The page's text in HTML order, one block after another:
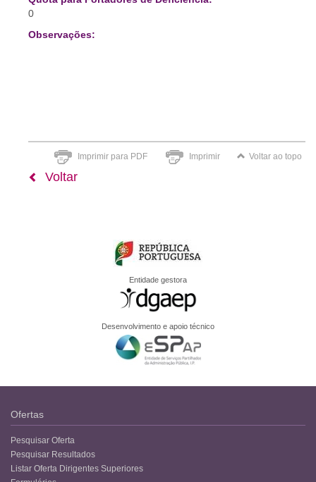
0
Observações:
Imprimir para PDF Imprimir Voltar ao topo
Voltar
Entidade gestora
Desenvolvimento e apoio técnico
Ofertas
Pesquisar Oferta
Pesquisar Resultados
Listar Oferta Dirigentes Superiores